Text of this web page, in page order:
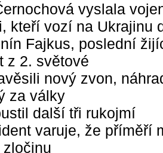
vyslala
kteří vozí na Ukrajinu
Fajkus, poslední
z 2. světové
nový zvon,
za války
další tři rukojmí
varuje, že příměří